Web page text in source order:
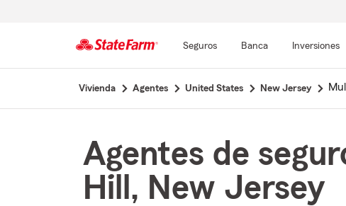
Seguros Banca Inversiones
Vivienda Agentes United States New Jersey
Agentes de
Hill, New Jersey